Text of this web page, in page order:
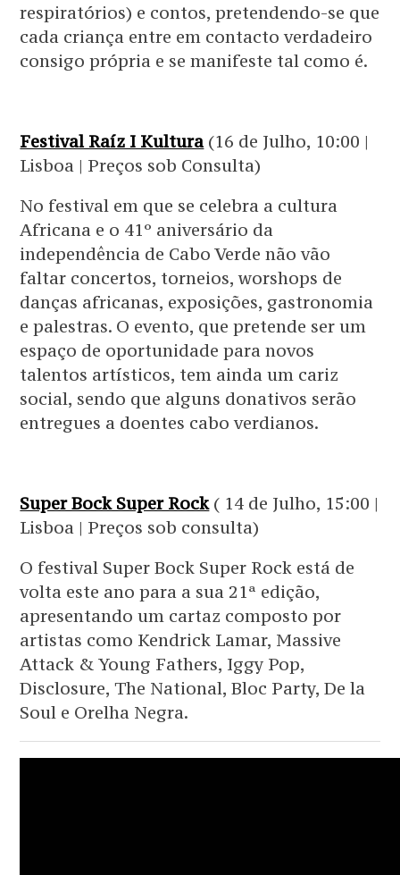
respiratórios) e contos, pretendendo-se que
cada criança entre em contacto verdadeiro
consigo própria e se manifeste tal como é.
Festival Raíz I Kultura (16 de Julho, 10:00 |
Lisboa | Preços sob Consulta)
No festival em que se celebra a cultura
Africana e o 41º aniversário da
independência de Cabo Verde não vão
faltar concertos, torneios, worshops de
danças africanas, exposições, gastronomia
e palestras. O evento, que pretende ser um
espaço de oportunidade para novos
talentos artísticos, tem ainda um cariz
social, sendo que alguns donativos serão
entregues a doentes cabo verdianos.
Super Bock Super Rock ( 14 de Julho, 15:00 |
Lisboa | Preços sob consulta)
O festival Super Bock Super Rock está de
volta este ano para a sua 21ª edição,
apresentando um cartaz composto por
artistas como Kendrick Lamar, Massive
Attack & Young Fathers, Iggy Pop,
Disclosure, The National, Bloc Party, De la
Soul e Orelha Negra.